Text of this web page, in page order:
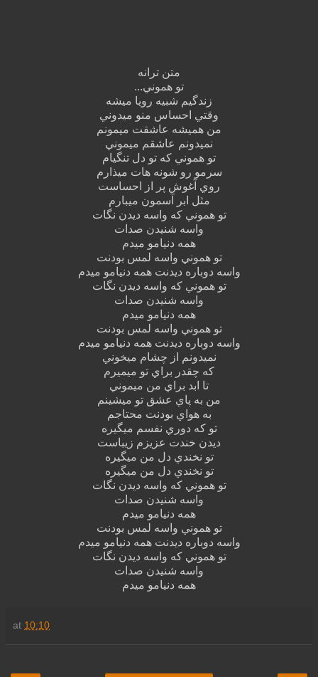
متن ترانه
تو هموني...
زندگيم شبيه رويا ميشه
وقتي احساس منو ميدوني
من هميشه عاشقت ميمونم
نميدونم عاشقم ميموني
تو هموني که تو دل تنگيام
سرمو رو شونه هات ميذارم
روي آغوش پر از احساست
مثل ابر آسمون ميبارم
تو هموني که واسه ديدن نگات
واسه شنيدن صدات
همه دنيامو ميدم
تو هموني واسه لمس بودنت
واسه دوباره ديدنت همه دنيامو ميدم
تو هموني که واسه ديدن نگات
واسه شنيدن صدات
همه دنيامو ميدم
تو هموني واسه لمس بودنت
واسه دوباره ديدنت همه دنيامو ميدم
نميدونم از چشام ميخوني
که چقدر براي تو ميميرم
تا ابد براي من ميموني
من به پاي عشق تو ميشينم
به هواي بودنت محتاجم
تو که دوري نفسم ميگيره
ديدن خندت عزيزم زيباست
تو نخندي دل من ميگيره
تو نخندي دل من ميگيره
تو هموني که واسه ديدن نگات
واسه شنيدن صدات
همه دنيامو ميدم
تو هموني واسه لمس بودنت
واسه دوباره ديدنت همه دنيامو ميدم
تو هموني که واسه ديدن نگات
واسه شنيدن صدات
همه دنيامو ميدم
at 10:10